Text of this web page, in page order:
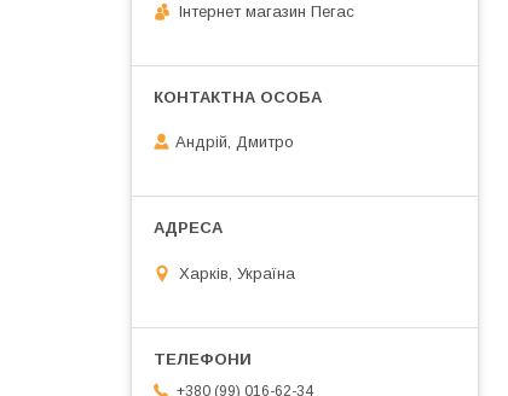
Інтернет магазин Пегас
Андрій, Дмитро
Харків, Україна
+380 (99) 016-62-34